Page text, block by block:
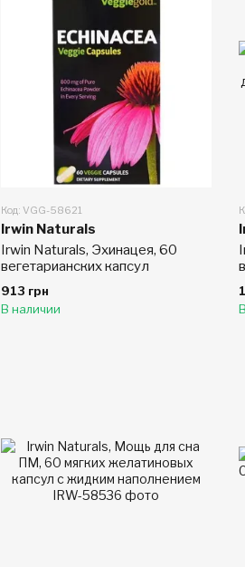
Код: VGG-58621
Irwin Naturals
Irwin Naturals, Эхинацея, 60
вегетарианских капсул
913 грн
В наличии